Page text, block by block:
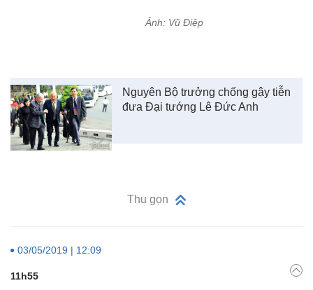
Ảnh: Vũ Điệp
Nguyên Bộ trưởng chống gậy tiễn
đưa Đại tướng Lê Đức Anh
Thu gọn
03/05/2019 | 12:09
11h55